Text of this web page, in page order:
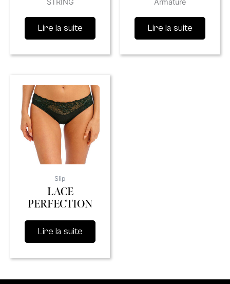
STRING
Lire la suite
Armature
Lire la suite
Slip
LACE
PERFECTION
Lire la suite